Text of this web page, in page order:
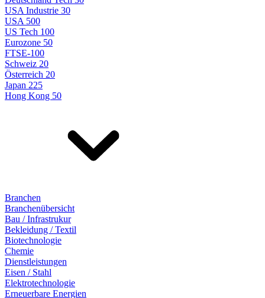
USA Industrie 30
USA 500
US Tech 100
Eurozone 50
FTSE-100
Schweiz 20
Österreich 20
Japan 225
Hong Kong 50
Branchen
Branchenübersicht
Bau / Infrastrukur
Bekleidung / Textil
Biotechnologie
Chemie
Dienstleistungen
Eisen / Stahl
Elektrotechnologie
Erneuerbare Energien